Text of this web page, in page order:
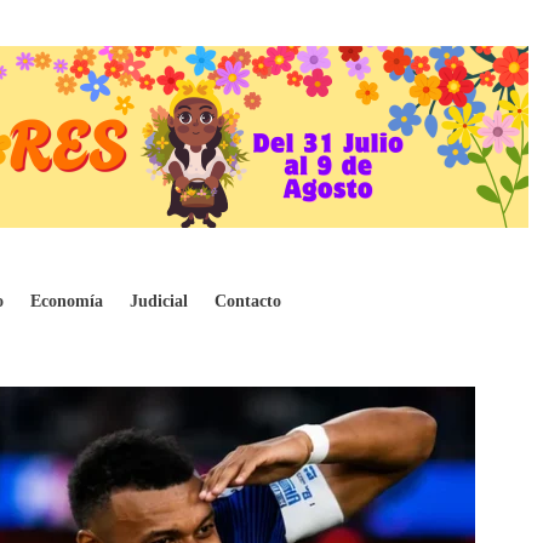
Economía Judicial Contacto
a Messi